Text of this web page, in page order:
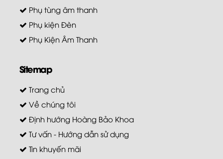
Phụ tùng âm thanh
Phụ kiện Đèn
Phụ Kiện Âm Thanh
Sitemap
Trang chủ
Về chúng tôi
Định hướng Hoàng Bảo Khoa
Tư vấn - Hướng dẫn sử dụng
Tin khuyến mãi